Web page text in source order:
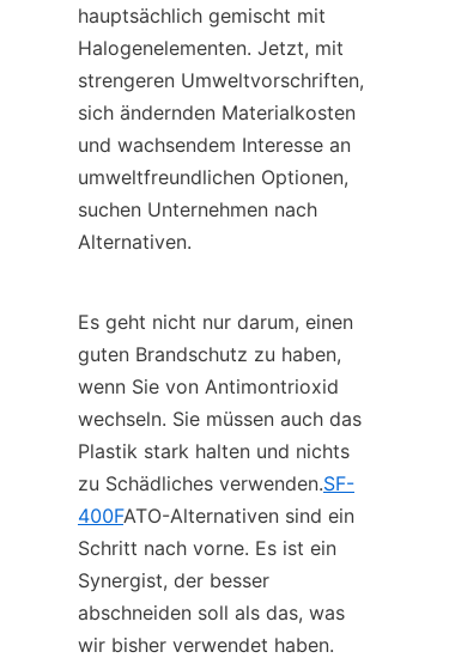
hauptsächlich gemischt mit
Halogenelementen. Jetzt, mit
strengeren Umweltvorschriften,
sich ändernden Materialkosten
und wachsendem Interesse an
umweltfreundlichen Optionen,
suchen Unternehmen nach
Alternativen.
Es geht nicht nur darum, einen
guten Brandschutz zu haben,
wenn Sie von Antimontrioxid
wechseln. Sie müssen auch das
Plastik stark halten und nichts
zu Schädliches verwenden.SF-
400FATO-Alternativen sind ein
Schritt nach vorne. Es ist ein
Synergist, der besser
abschneiden soll als das, was
wir bisher verwendet haben.